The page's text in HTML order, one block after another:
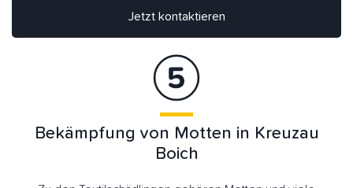
Jetzt kontaktieren
Bekämpfung von Motten in Kreuzau
Boich